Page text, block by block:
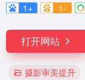
1+
1-
打开网站
摄影审美提升